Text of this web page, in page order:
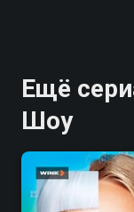
Ещё
Шоу